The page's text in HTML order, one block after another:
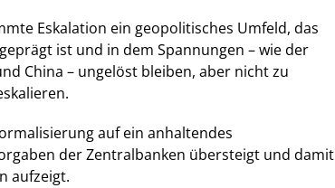
Eskalation ein geopolitisches Umfeld, das
ist und in dem Spannungen – wie der
China – ungelöst bleiben, aber nicht zu
auf ein anhaltendes
der Zentralbanken übersteigt und damit
aufzeigt.